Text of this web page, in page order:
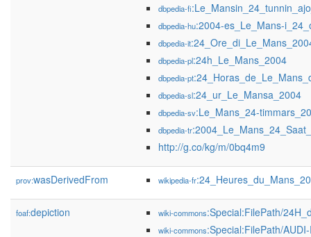
dbpedia-fi
dbpedia-hu:2004-es_Le_Mans-
dbpedia-it
dbpedia-pl:24h_Le_Mans_2004
dbpedia-pt
dbpedia-sl:24_ur_Le_Mansa_2004
dbpedia-sv:Le_Mans_24-
dbpedia-tr
http://g.co/kg/m/0bq4m9
prov:wasDerivedFrom wikipedia-fr
foaf:depiction wiki-commons:Special:FilePath/
wiki-commons:Special:FilePath/